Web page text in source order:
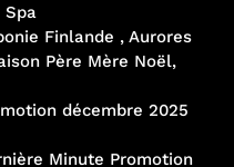
Finlande , Aurores
Père Mère Noël,
décembre 2025
Minute Promotion